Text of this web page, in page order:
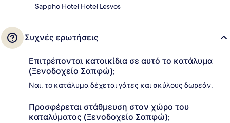
Sappho Hotel Hotel Lesvos
Συχνές ερωτήσεις
Επιτρέπονται κατοικίδια σε αυτό το κατάλυμα
(Ξενοδοχείο Σαπφώ);
Ναι, το κατάλυμα δέχεται γάτες και σκύλους δωρεάν.
Προσφέρεται στάθμευση στον χώρο του
καταλύματος (Ξενοδοχείο Σαπφώ);